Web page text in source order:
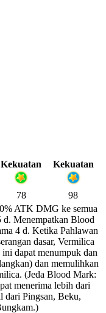
Kekuatan Kekuatan
78
98
ATK DMG ke semua
d. Menempatkan Blood
4 d. Ketika Pahlawan
dasar, Vermilica
dapat menumpuk dan
dan memulihkan
(Jeda Blood Mark:
menerima lebih dari
dari Pingsan, Beku,